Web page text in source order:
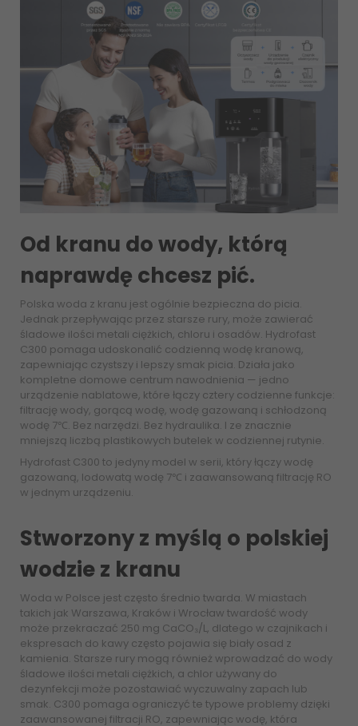
Od kranu do wody, którą
naprawdę chcesz pić.
Polska woda z kranu jest ogólnie bezpieczna do picia.
Jednak przepływając przez starsze rury, może zawierać
śladowe ilości metali ciężkich, chloru i osadów. Hydrofast
C300 pomaga udoskonalić codzienną wodę kranową,
zapewniając czystszy i lepszy smak picia. Działa jako
kompletne domowe centrum nawodnienia — jedno
urządzenie nablatowe, które łączy cztery codzienne funkcje:
filtrację wody, gorącą wodę, wodę gazowaną i schłodzoną
wodę 7℃. Bez narzędzi. Bez hydraulika. I ze znacznie
mniejszą liczbą plastikowych butelek w codziennej rutynie.
Hydrofast C300 to jedyny model w serii, który łączy wodę
gazowaną, lodowatą wodę 7℃ i zaawansowaną filtrację RO
w jednym urządzeniu.
Stworzony z myślą o polskiej
wodzie z kranu
Woda w Polsce jest często średnio twarda. W miastach
takich jak Warszawa, Kraków i Wrocław twardość wody
może przekraczać 250 mg CaCO₃/L, dlatego w czajnikach i
ekspresach do kawy często pojawia się biały osad z
kamienia. Starsze rury mogą również wprowadzać do wody
śladowe ilości metali ciężkich, a chlor używany do
dezynfekcji może pozostawiać wyczuwalny zapach lub
smak. C300 pomaga ograniczyć te typowe problemy dzięki
zaawansowanej filtracji RO, zapewniając wodę, która